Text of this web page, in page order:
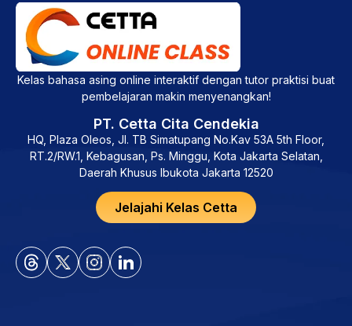
Kelas bahasa asing online interaktif dengan tutor praktisi buat
pembelajaran makin menyenangkan!
PT. Cetta Cita Cendekia
HQ, Plaza Oleos, Jl. TB Simatupang No.Kav 53A 5th Floor,
RT.2/RW.1, Kebagusan, Ps. Minggu, Kota Jakarta Selatan,
Daerah Khusus Ibukota Jakarta 12520
Jelajahi Kelas Cetta